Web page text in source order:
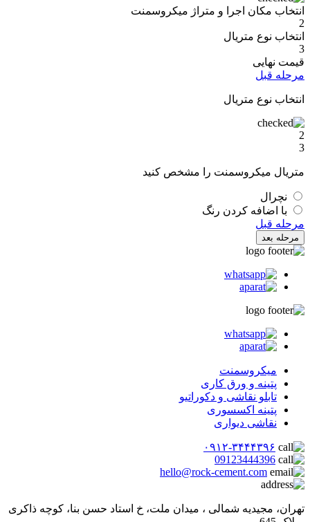
انتخاب مکان اجرا و متراژ میکروسمنت
2
انتخاب نوع متریال
3
قیمت نهایی
مرحله قبل
انتخاب نوع متریال
2
3
متریال میکروسمنت را مشخص کنید
نچرال
با اضافه کردن رنگ
مرحله قبل
مرحله بعد
میکروسمنت
پتینه و ورق کاری
تابلو نقاشی و دکوراتیو
پتینه اکسسوری
نقاشی دیواری
۰۹۱۲-۳۴۴۴۳۹۶
09123444396
hello@rock-cement.com
تهران، مجیدیه شمالی ، میدان ملت، خ استاد حسن بنا، کوچه ذاکری